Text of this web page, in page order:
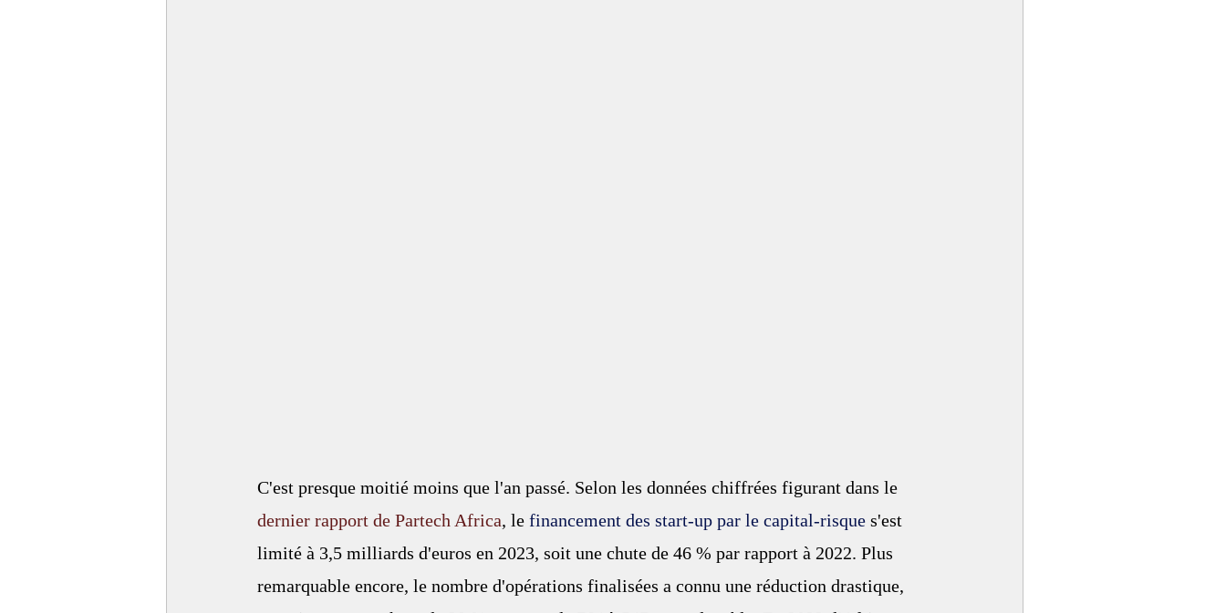
C'est presque moitié moins que l'an passé. Selon les données chiffrées figurant dans le
dernier rapport de Partech Africa, le financement des start-up par le capital-risque s'est
limité à 3,5 milliards d'euros en 2023, soit une chute de 46 % par rapport à 2022. Plus
remarquable encore, le nombre d'opérations finalisées a connu une réduction drastique,